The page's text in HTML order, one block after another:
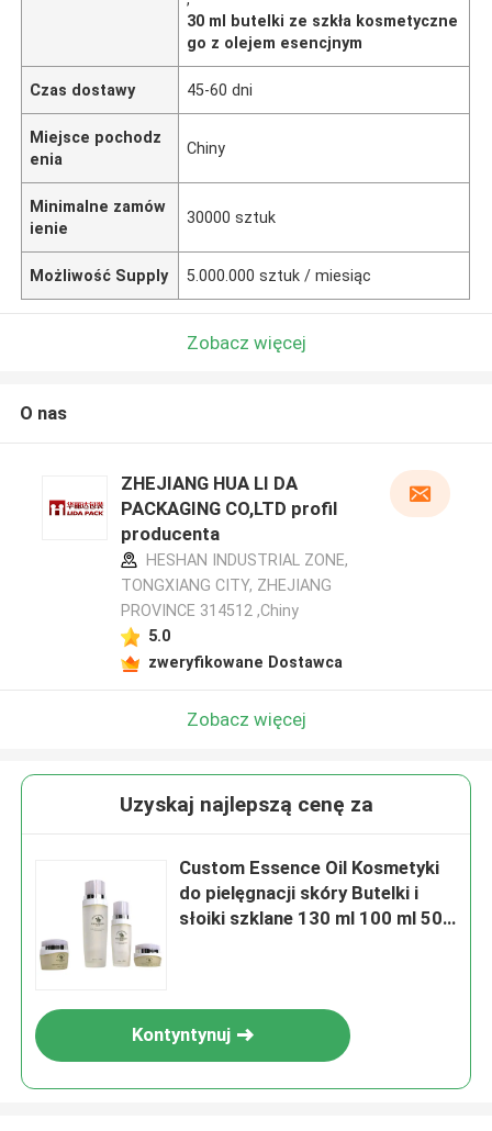
30 ml butelki ze szkła kosmetyczne
go z olejem esencjnym
Czas dostawy 45-60 dni
Miejsce pochodz
enia
Chiny
Minimalne zamów
ienie
30000 sztuk
Możliwość Supply 5.000.000 sztuk / miesiąc
Zobacz więcej
O nas
ZHEJIANG HUA LI DA
PACKAGING CO,LTD profil
producenta
HESHAN INDUSTRIAL ZONE,
TONGXIANG CITY, ZHEJIANG
PROVINCE 314512 ,Chiny
5.0
zweryfikowane Dostawca
Zobacz więcej
Uzyskaj najlepszą cenę za
Custom Essence Oil Kosmetyki
do pielęgnacji skóry Butelki i
słoiki szklane 130 ml 100 ml 50
Kontyntynuj